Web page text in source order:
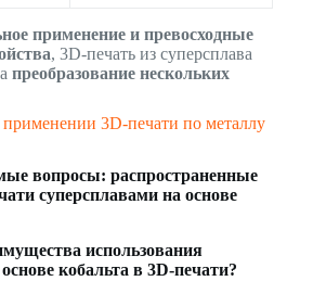
применение и превосходные
, 3D-печать из суперсплава
преобразование нескольких
3D-печати по металлу
вопросы: распространенные
суперсплавами на основе
использования
кобальта в 3D-печати?